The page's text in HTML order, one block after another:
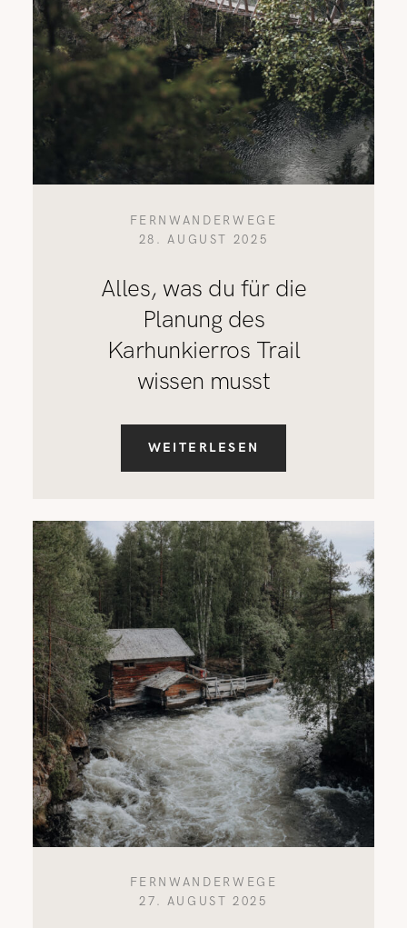
FERNWANDERWEGE
28. AUGUST 2025
Alles, was du für die
Planung des
Karhunkierros Trail
wissen musst
WEITERLESEN
FERNWANDERWEGE
27. AUGUST 2025